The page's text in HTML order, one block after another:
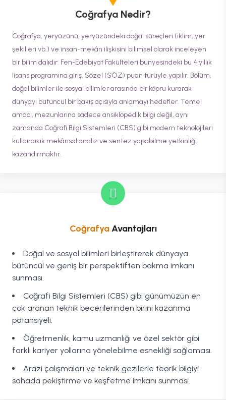
Coğrafya Nedir?
Coğrafya, yeryüzünü, yeryüzündeki doğal süreçleri (iklim, yer
şekilleri vb.) ve insan-mekân ilişkisini bilimsel olarak inceleyen
bir bilim dalıdır. Fen-Edebiyat Fakülteleri bünyesindeki bu 4 yıllık
lisans programına giriş, Sözel (SÖZ) puan türüyle yapılır. Bölüm,
doğal bilimler ile sosyal bilimler arasında bir köprü kurarak
dünyayı bütüncül bir bakış açısıyla anlamayı hedefler. Temel
amacı, mezunlarına sadece ansiklopedik bilgi değil, aynı
zamanda Coğrafi Bilgi Sistemleri (CBS) gibi modern teknolojileri
kullanarak mekânsal analiz ve sentez yapabilme yetkinliği
kazandırmaktır.
CoğrafyaAvantajları
Doğal ve sosyal bilimleri birleştirerek dünyaya
bütüncül ve geniş bir perspektiften bakma imkanı
sunması.
Coğrafi Bilgi Sistemleri (CBS) gibi günümüzün en
çok aranan teknik becerilerinden birini kazanma
potansiyeli.
Öğretmenlik, kamu uzmanlığı ve özel sektör gibi
farklı kariyer yollarına yönelebilme esnekliği sağlaması.
Arazi çalışmaları ve teknik gezilerle teorik bilgiyi
sahada pekiştirme ve keşfetme imkanı sunması.